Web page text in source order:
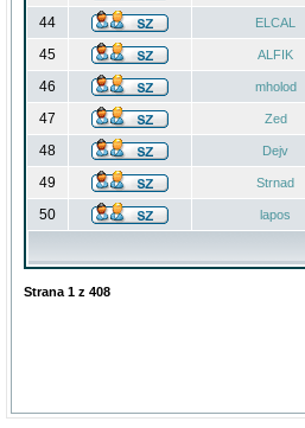
44 ELCAL
45 ALFIK
46 mholod
47 Zed
48 Dejv
49 Strnad
50 lapos
Strana 1 z 408